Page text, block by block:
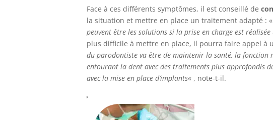
Face à ces différents symptômes, il est conseillé de
la situation et mettre en place un traitement adapté : «
peuvent être les solutions si la prise en charge est réalisée
plus difficile à mettre en place, il pourra faire appel à
du parodontiste va être de maintenir la santé, la fonction
entourant la dent avec des traitements plus approfondis
avec la mise en place d’implants« , note-t-il.